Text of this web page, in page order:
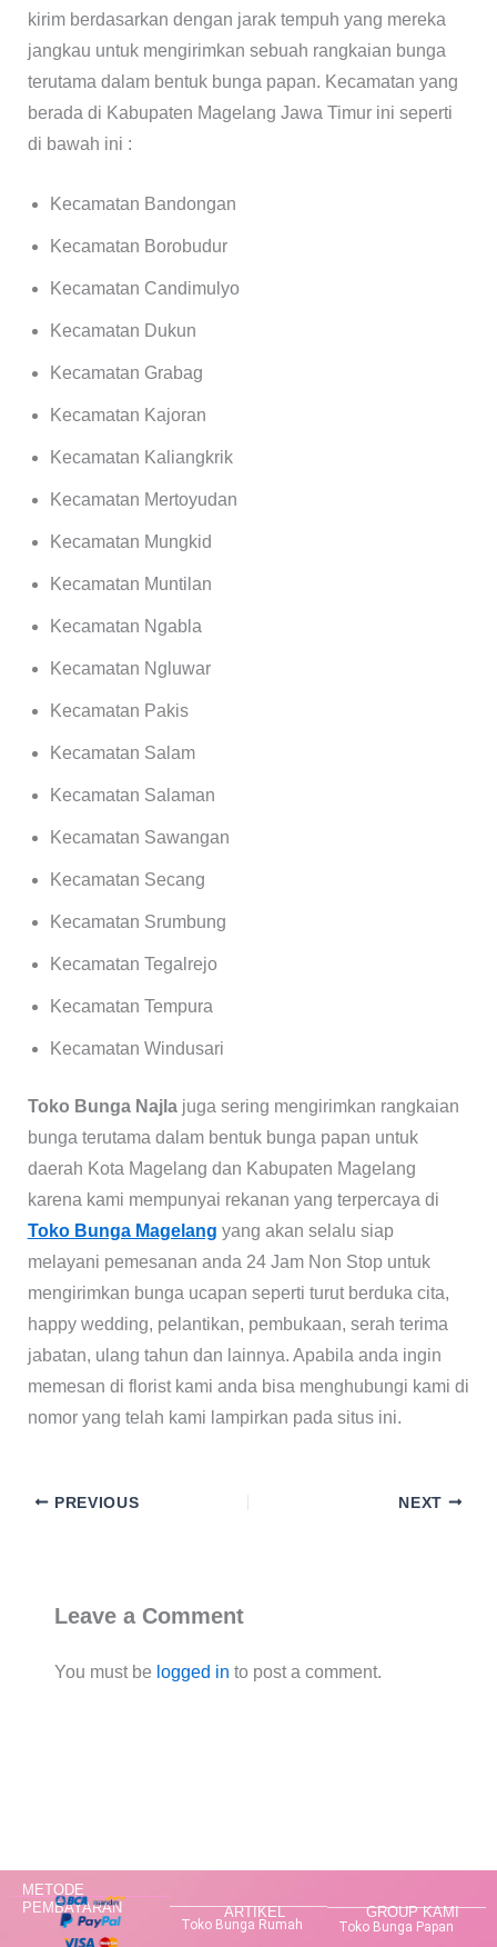
kirim berdasarkan dengan jarak tempuh yang mereka
jangkau untuk mengirimkan sebuah rangkaian bunga
terutama dalam bentuk bunga papan. Kecamatan yang
berada di Kabupaten Magelang Jawa Timur ini seperti
di bawah ini :
Kecamatan Bandongan
Kecamatan Borobudur
Kecamatan Candimulyo
Kecamatan Dukun
Kecamatan Grabag
Kecamatan Kajoran
Kecamatan Kaliangkrik
Kecamatan Mertoyudan
Kecamatan Mungkid
Kecamatan Muntilan
Kecamatan Ngabla
Kecamatan Ngluwar
Kecamatan Pakis
Kecamatan Salam
Kecamatan Salaman
Kecamatan Sawangan
Kecamatan Secang
Kecamatan Srumbung
Kecamatan Tegalrejo
Kecamatan Tempura
Kecamatan Windusari
Toko Bunga Najlajuga sering mengirimkan rangkaian
bunga terutama dalam bentuk bunga papan untuk
daerah Kota Magelang dan Kabupaten Magelang
karena kami mempunyai rekanan yang terpercaya di
Toko Bunga Magelang yang akan selalu siap
melayani pemesanan anda 24 Jam Non Stop untuk
mengirimkan bunga ucapan seperti turut berduka cita,
happy wedding, pelantikan, pembukaan, serah terima
jabatan, ulang tahun dan lainnya. Apabila anda ingin
memesan di florist kami anda bisa menghubungi kami di
nomor yang telah kami lampirkan pada situs ini.
PREVIOUS NEXT
Leave a Comment
You must be logged in to post a comment.
METODE
PEMBAYARAN
ARTIKEL
Toko Bunga Rumah
GROUP KAMI
Toko Bunga Papan